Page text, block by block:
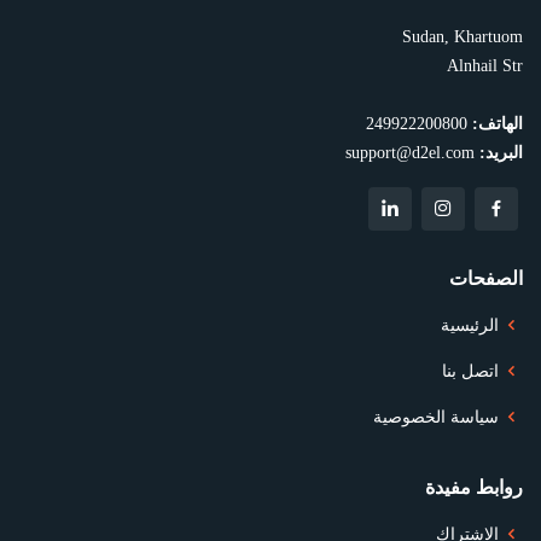
Sudan, Khartuom
Alnhail Str
الهاتف:
البريد:
الصفحات
الرئيسية
اتصل بنا
سياسة الخصوصية
روابط مفيدة
الاشتراك